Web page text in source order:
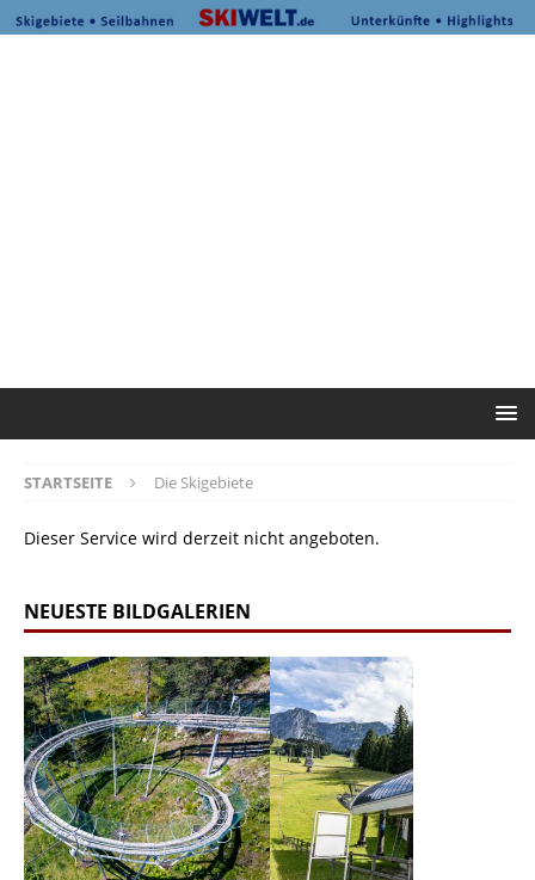
STARTSEITE Die Skigebiete
Dieser Service wird derzeit nicht angeboten.
NEUESTE BILDGALERIEN